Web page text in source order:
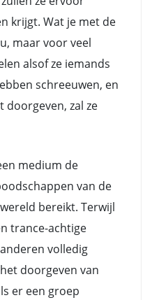
krijgt. Wat je met de
maar voor veel
alsof ze iemands
schreeuwen, en
doorgeven, zal ze
medium de
van de
bereikt. Terwijl
trance-achtige
volledig
doorgeven van
er een groep